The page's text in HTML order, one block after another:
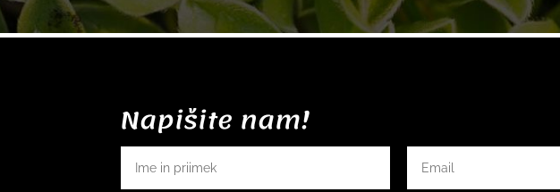
Napišite nam!